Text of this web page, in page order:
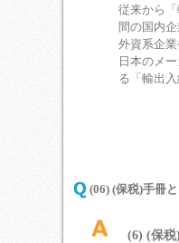
従来から
間の国内
外資系企
日本のメ
る「輸出
(06) (保税)手冊と
(6) (保税